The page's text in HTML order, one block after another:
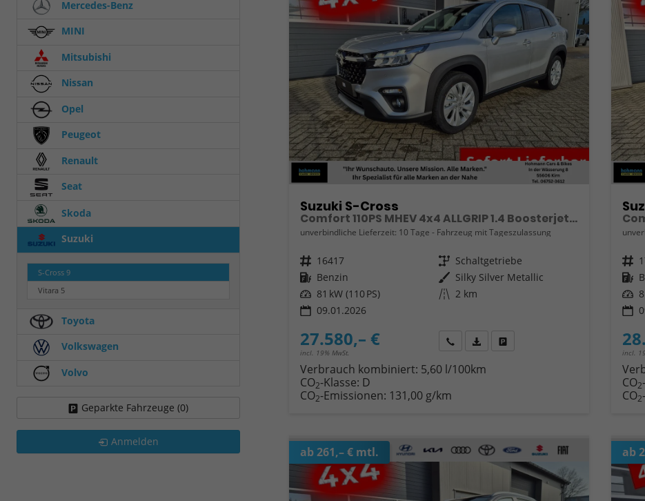
Suzuki S-Cross
Comfort 110PS MHEV 4x4 ALLGRIP 1.4 Boosterjet Navi Klimaautomatik Sitzheizung ACC PDC v+h Rückf.Kamera Suzuki-Radio Apple CarPlay Android Auto Touchscreen 2xKeyless 17-LM
unverbindliche Lieferzeit: 10 Tage Fahrzeug mit Tageszulassung
Fahrzeugnr. 16417 Getriebe Schaltgetriebe
Kraftstoff Benzin Außenfarbe Silky Silver Metallic
Leistung 81 kW (110 PS) Kilometerstand 2 km
09.01.2026
27.580,– €
incl. 19% MwSt.
Wir rufen Sie anFahrzeugexposé (PDF)
Verbrauch kombiniert: 5,60 l/100km
CO2-Klasse: D
CO2-Emissionen: 131,00 g/km
Fahrzeugnr.
Kraftstoff
Leistung
incl.
CO2
CO2
ab 261,– € mtl. ab
Mercedes-Benz
MINI
Mitsubishi
Nissan
Opel
Peugeot
Renault
Seat
Skoda
Suzuki
S-Cross 9
Vitara 5
Toyota
Volkswagen
Volvo
Geparkte Fahrzeuge (0)
Anmelden